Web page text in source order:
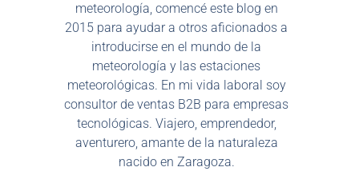
meteorología, comencé este blog en
2015 para ayudar a otros aficionados a
introducirse en el mundo de la
meteorología y las estaciones
meteorológicas. En mi vida laboral soy
consultor de ventas B2B para empresas
tecnológicas. Viajero, emprendedor,
aventurero, amante de la naturaleza
nacido en Zaragoza.